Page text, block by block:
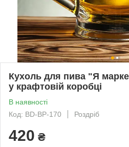
Кухоль для пива "Я
у крафтовій коробці
В наявності
Код: BD-BP-170
Роздріб
420 ₴